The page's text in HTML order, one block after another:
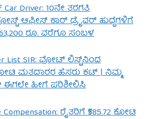
Car Driver: 10ನೇ ತರಗತಿ
ಆಫೀಸ್ ಕಾರ್ ಡ್ರೈವರ್ ಹುದ್ದೆಗಳಿಗೆ
ರೂ. ವರೆಗೂ ಸಂಬಳ
List SIR: ವೋಟ್ ಲಿಸ್ಟ್‌ನಿಂದ
ಮತದಾರರ ಹೆಸರು ಕಟ್ | ನಿಮ್ಮ
ಹೀಗೆ ಪರಿಶೀಲಿಸಿ
Compensation: ರೈತರಿಗೆ ₹585.72 ಕೋಟಿ